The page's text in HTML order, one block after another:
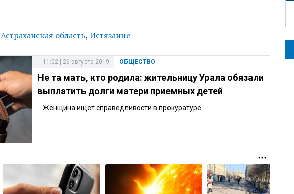
Астраханская область, Истязание
11:02 | 26 августа 2019 ОБЩЕСТВО
Не та мать, кто родила: жительницу Урала обязали
выплатить долги матери приемных детей
Женщина ищет справедливости в прокуратуре.